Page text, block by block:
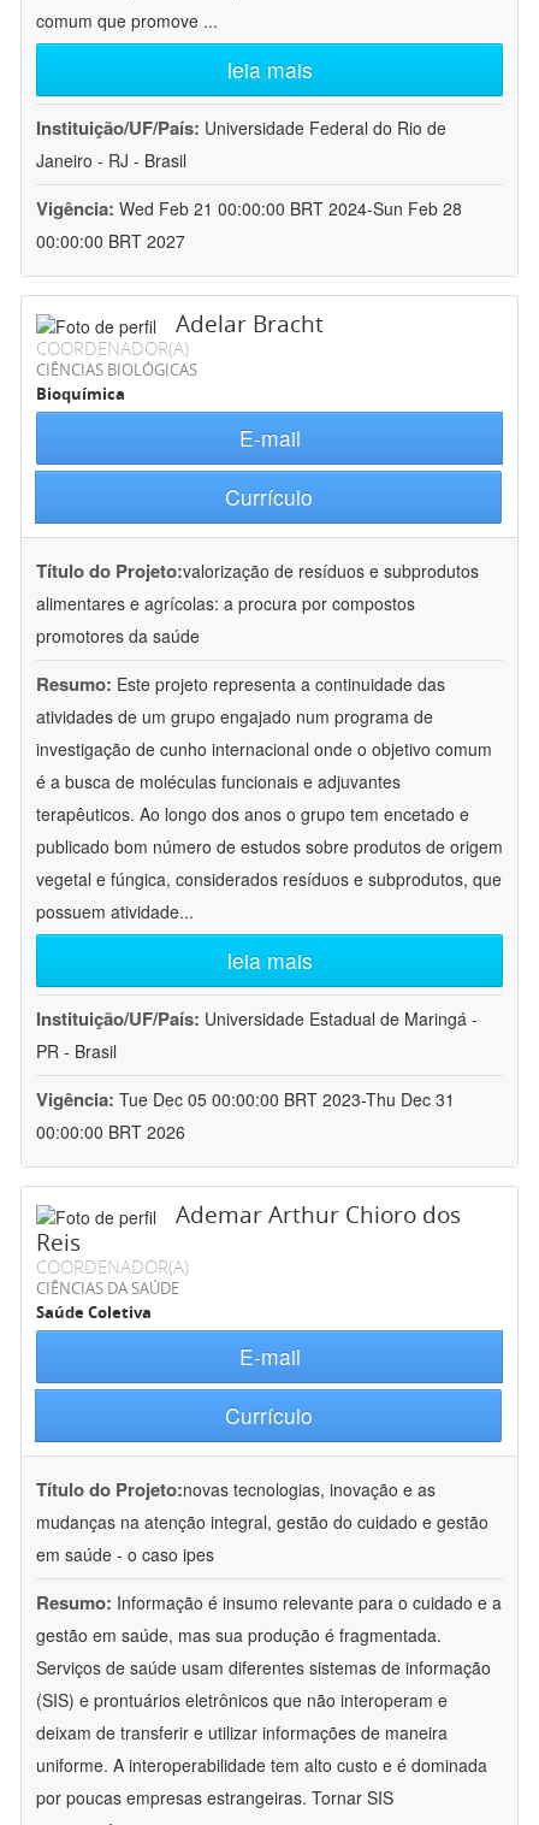
comum que promove ...
leia mais
Instituição/UF/País: Universidade Federal do Rio de
Janeiro - RJ - Brasil
Vigência: Wed Feb 21 00:00:00 BRT 2024-Sun Feb 28
00:00:00 BRT 2027
Adelar Bracht
COORDENADOR(A)
CIÊNCIAS BIOLÓGICAS
Bioquímica
E-mail
Currículo
Título do Projeto:valorização de resíduos e subprodutos
alimentares e agrícolas: a procura por compostos
promotores da saúde
Resumo: Este projeto representa a continuidade das
atividades de um grupo engajado num programa de
investigação de cunho internacional onde o objetivo comum
é a busca de moléculas funcionais e adjuvantes
terapêuticos. Ao longo dos anos o grupo tem encetado e
publicado bom número de estudos sobre produtos de origem
vegetal e fúngica, considerados resíduos e subprodutos, que
possuem atividade...
leia mais
Instituição/UF/País: Universidade Estadual de Maringá -
PR - Brasil
Vigência: Tue Dec 05 00:00:00 BRT 2023-Thu Dec 31
00:00:00 BRT 2026
Ademar Arthur Chioro dos
Reis
COORDENADOR(A)
CIÊNCIAS DA SAÚDE
Saúde Coletiva
E-mail
Currículo
Título do Projeto:novas tecnologias, inovação e as
mudanças na atenção integral, gestão do cuidado e gestão
em saúde - o caso ipes
Resumo: Informação é insumo relevante para o cuidado e a
gestão em saúde, mas sua produção é fragmentada.
Serviços de saúde usam diferentes sistemas de informação
(SIS) e prontuários eletrônicos que não interoperam e
deixam de transferir e utilizar informações de maneira
uniforme. A interoperabilidade tem alto custo e é dominada
por poucas empresas estrangeiras. Tornar SIS